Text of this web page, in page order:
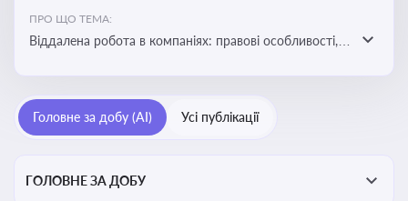
ПРО ЩО ТЕМА:
Віддалена робота в компаніях: правові особливості,
Головне за добу (AI) Усі публікації
ГОЛОВНЕ ЗА ДОБУ